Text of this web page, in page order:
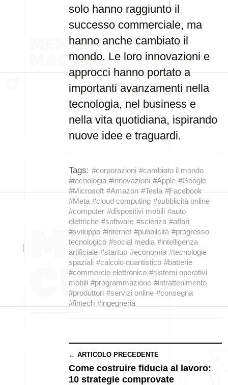
solo hanno raggiunto il
successo commerciale, ma
hanno anche cambiato il
mondo. Le loro innovazioni e
approcci hanno portato a
importanti avanzamenti nella
tecnologia, nel business e
nella vita quotidiana, ispirando
nuove idee e traguardi.
Tags: #corporazioni #cambiato il mondo
#tecnologia #innovazioni #Apple #Google
#Microsoft #Amazon #Tesla #Facebook
#Meta #cloud computing #pubblicità online
#computer #dispositivi mobili #auto
elettriche #software #scienza #affari
#sviluppo #internet #pubblicità #progresso
tecnologico #social media #intelligenza
artificiale #startup #economia #tecnologie
spaziali #calcolo quantistico #batterie
#commercio elettronico #sistemi operativi
mobili #programmazione #intrattenimento
#produttori #servizi online #consegna
#fintech #ingegneria
← ARTICOLO PRECEDENTE
Come costruire fiducia al lavoro:
10 strategie comprovate